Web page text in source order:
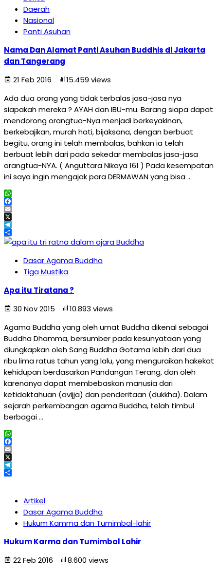
Daerah
Nasional
Panti Asuhan
Nama Dan Alamat Panti Asuhan Buddhis di Jakarta
dan Tangerang
21 Feb 2016
15.459 views
Ada dua orang yang tidak terbalas jasa-jasa nya
siapakah mereka ? AYAH dan IBU-mu. Barang siapa dapat
mendorong orangtua-Nya menjadi berkeyakinan,
berkebajikan, murah hati, bijaksana, dengan berbuat
begitu, orang ini telah membalas, bahkan ia telah
berbuat lebih dari pada sekedar membalas jasa-jasa
orangtua-NYA. ( Anguttara Nikaya 161 ) Pada kesempatan
ini saya ingin mengajak para DERMAWAN yang bisa …
WhatsApp
Facebook
Email
X
Telegram
Share
Dasar Agama Buddha
Tiga Mustika
Apa itu Tiratana ?
30 Nov 2015
10.893 views
Agama Buddha yang oleh umat Buddha dikenal sebagai
Buddha Dhamma, bersumber pada kesunyataan yang
diungkapkan oleh Sang Buddha Gotama lebih dari dua
ribu lima ratus tahun yang lalu, yang menguraikan hakekat
kehidupan berdasarkan Pandangan Terang, dan oleh
karenanya dapat membebaskan manusia dari
ketidaktahuan (avijja) dan penderitaan (dukkha). Dalam
sejarah perkembangan agama Buddha, telah timbul
berbagai …
WhatsApp
Facebook
Email
X
Telegram
Artikel
Dasar Agama Buddha
Hukum Kamma dan Tumimbal-lahir
Hukum Karma dan Tumimbal Lahir
22 Feb 2016
8.600 views